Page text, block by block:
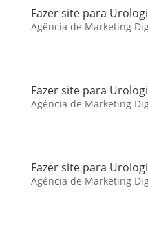
Fazer site para
Agência de Marketing
Fazer site para
Agência de Marketing
Fazer site para
Agência de Marketing